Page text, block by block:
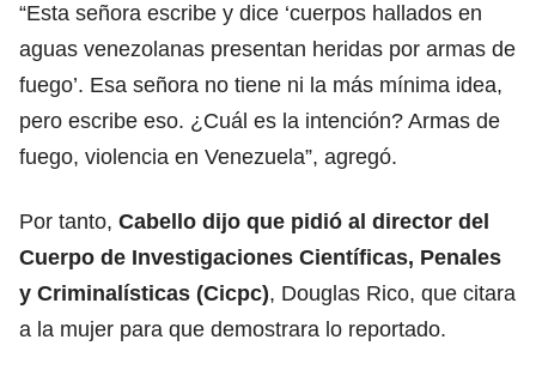
“Esta señora escribe y dice ‘cuerpos hallados en
aguas venezolanas presentan heridas por armas de
fuego’. Esa señora no tiene ni la más mínima idea,
pero escribe eso. ¿Cuál es la intención? Armas de
fuego, violencia en Venezuela”, agregó.
Por tanto, Cabello dijo que pidió al director del
Cuerpo de Investigaciones Científicas, Penales
y Criminalísticas (Cicpc), Douglas Rico, que citara
a la mujer para que demostrara lo reportado.